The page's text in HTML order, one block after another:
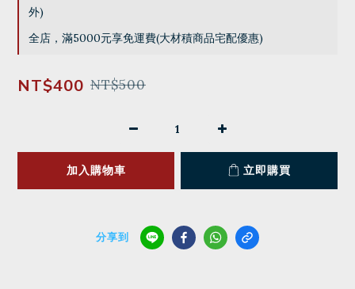
外)
全店，滿5000元享免運費(大材積商品宅配優惠)
NT$400 NT$500
加入購物車 立即購買
分享到